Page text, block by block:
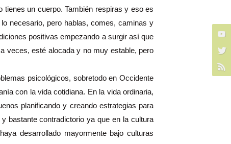
un cuerpo. También respiras y eso es
necesario, pero hablas, comes, caminas y
positivas empezando a surgir así que
veces, esté alocada y no muy estable, pero
psicológicos, sobretodo en Occidente
con la vida cotidiana. En la vida ordinaria,
planificando y creando estrategias para
bastante contradictorio ya que en la cultura
desarrollado mayormente bajo culturas